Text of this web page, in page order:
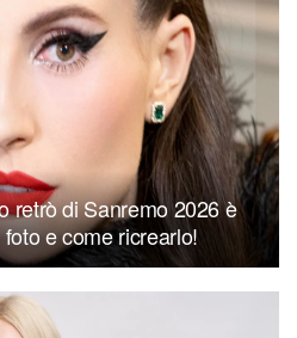
retrò di Sanremo 2026 è
e come ricrearlo!